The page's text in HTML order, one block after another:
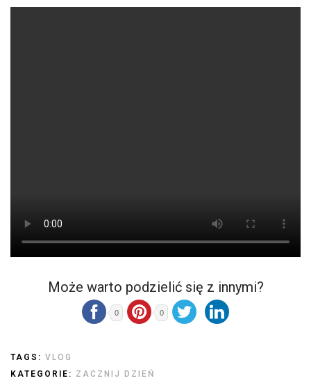
Może warto podzielić się z innymi?
0 0
TAGS: VLOG
KATEGORIE: ZACZNIJ DZIEŃ